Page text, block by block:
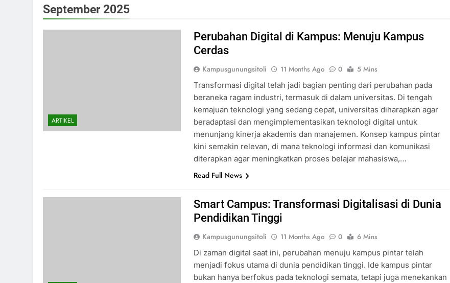
September 2025
ARTIKEL
Perubahan Digital di Kampus: Menuju Kampus
Cerdas
Kampusgunungsitoli 11 Months Ago 0
5 Mins
Transformasi digital telah jadi bagian penting dari perubahan pada
beraneka ragam industri, termasuk di dalam universitas. Di tengah
kemajuan teknologi yang sedang cepat, universitas diharapkan agar
beradaptasi dan mengimplementasikan teknologi digital untuk
menunjang kinerja akademis dan manajemen. Konsep kampus pintar
kini semakin relevan, di mana teknologi informasi dan komunikasi
diterapkan agar meningkatkan proses belajar mahasiswa,…
Read Full News
Smart Campus: Transformasi Digitalisasi di Dunia
Pendidikan Tinggi
Kampusgunungsitoli 11 Months Ago 0
6 Mins
Di zaman digital saat ini, perubahan menuju kampus pintar telah
menjadi fokus utama di dunia pendidikan tinggi. Ide kampus pintar
bukan hanya berfokus pada teknologi semata, tetapi juga menekankan